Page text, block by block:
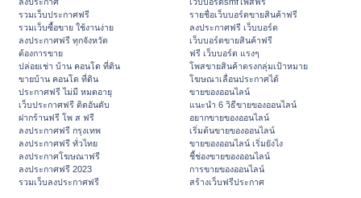
รวมเว็บประกาศฟรี
รวมเว็บซื้อขาย ใช้งานง่าย
ลงประกาศฟรี ทุกจังหวัด
ต้องการขาย
ปล่อยเช่า บ้าน คอนโด ที่ดิน
ขายบ้าน คอนโด ที่ดิน
ประกาศฟรี ไม่มี หมดอายุ
เว็บประกาศฟรี ติดอันดับ
ฝากร้านฟรี โพ ส ฟรี
ลงประกาศฟรี กรุงเทพ
ลงประกาศฟรี ทั่วไทย
ลงประกาศโฆษณาฟรี
ลงประกาศฟรี 2023
รวมเว็บลงประกาศฟรี
รายชื่อเว็บบอร์ดขายสินค้าฟรี
ลงประกาศฟรี เว็บบอร์ด
เว็บบอร์ดขายสินค้าฟรี
ฟรี เว็บบอร์ด แรงๆ
โพสขายสินค้าตรงกลุ่มเป้าหมาย
โฆษณาเลื่อนประกาศได้
ขายของออนไลน์
แนะนำ 6 วิธีขายของออนไลน์
อยากขายของออนไลน์
เริ่มต้นขายของออนไลน์
ขายของออนไลน์ เริ่มยังไง
ชี้ช่องขายของออนไลน์
การขายของออนไลน์
สร้างเว็บฟรีประกาศ